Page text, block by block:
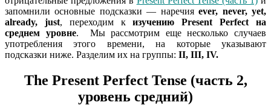
запомнили основные подсказки — наречияever, never, yet,
already, just, переходим кизучению Present Perfect на
среднем уровне. Мы рассмотрим еще несколько случаев
употребления этого времени, на которые указывают
подсказки ниже. Разделим их на группы: II, III, IV.
The Present Perfect Tense (часть 2,
уровень средний)